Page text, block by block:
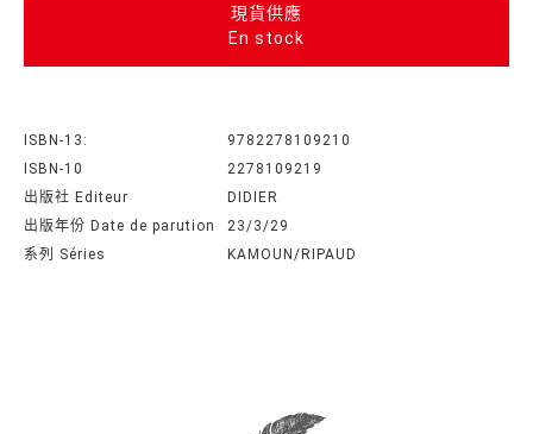
現貨供應
En stock
ISBN-13:
9782278109210
ISBN-10
2278109219
出版社 Editeur
DIDIER
出版年份 Date de parution
23/3/29
系列 Séries
KAMOUN/RIPAUD